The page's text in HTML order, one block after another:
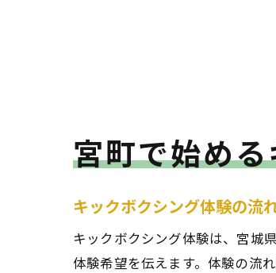
宮町で始め
キックボクシング体験の流
キックボクシング体験は、宮城
体験希望を伝えます。体験の流